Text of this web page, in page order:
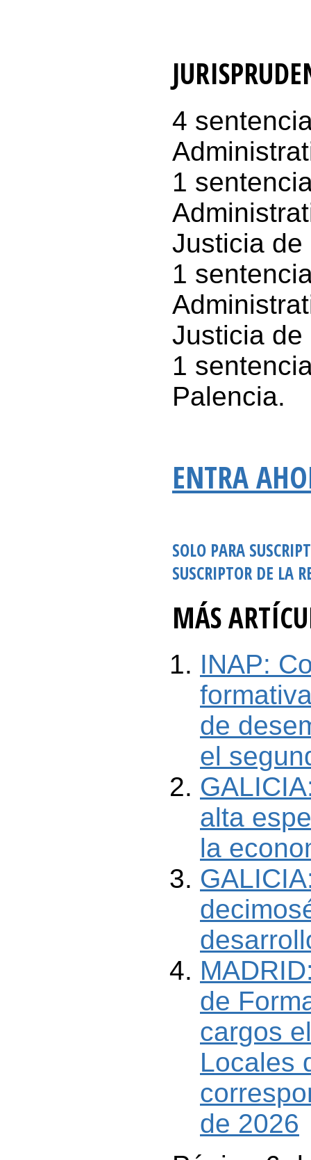
4
1
Justicia de
1
Justicia de
1
Palencia.
ENTRA
SOLO PARA
SUSCRIPTOR DE LA
MÁS
INAP:
de
el
alta
la
de
cargos
Locales
de 2026